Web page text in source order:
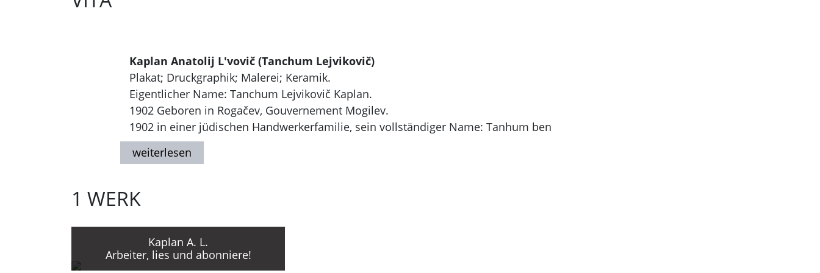
Kaplan Anatolij L'vovič (Tanchum Lejvikovič)
Plakat; Druckgraphik; Malerei; Keramik.
Eigentlicher Name: Tanchum Lejvikovič Kaplan.
1902 Geboren in Rogačev, Gouvernement Mogilev.
1902 in einer jüdischen Handwerkerfamilie, sein vollständiger Name: Tanhum ben
Lewi-Jizchok Kaplan.
1909 Cheder, jüdische Elementarschule, danach russische Mittelschule.
1921 - 1927 Studium an der Akademie der Künste in Leningrad, seine Lehrer: Arkadi
Rylov, Nikolaj Radlov, Konstantin Petrov-Vodkin, G. S. Verejskij.
Ende 1920er Jahre Tätig als Industriegraphiker - Verkaufsetiketten, Abzeichen u.a. sowie
als Gestalter von Ausstellungen und Feiertags-Dekorateur Leningrader Gebäude und
Straßen.
1 WERK
Kaplan A. L.
Arbeiter, lies und abonniere!